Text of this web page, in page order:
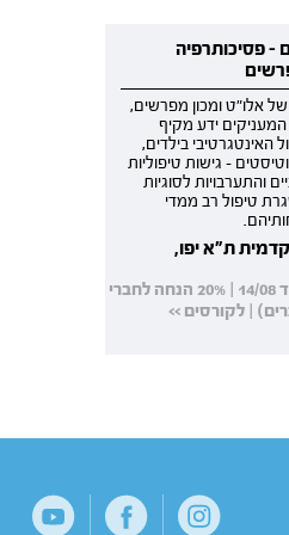
- פסיכותרפיה
של אלו"ט ומכון מפרשים,
ידע מקיף
האינטגרטיבי בילדים,
- גישות טיפוליות
והתערבויות לסוגיות
טיפול רב ממדי
ת"א יפו,
15% הנחת רישום עד 14/08 | 20% הנחה לחברי
| לקורסים >>